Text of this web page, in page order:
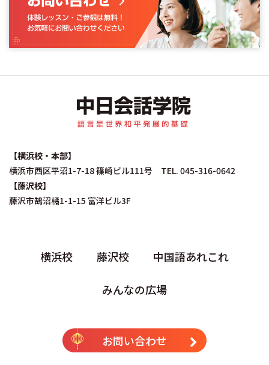
【横浜校・本部】
横浜市西区平沼1-7-18 篠崎ビル111号 TEL. 045-316-0642
【藤沢校】
藤沢市鵠沼橘1-1-15 富洋ビル3F
横浜校 藤沢校 中国語あれこれ
みんなの広場
お問い合わせ